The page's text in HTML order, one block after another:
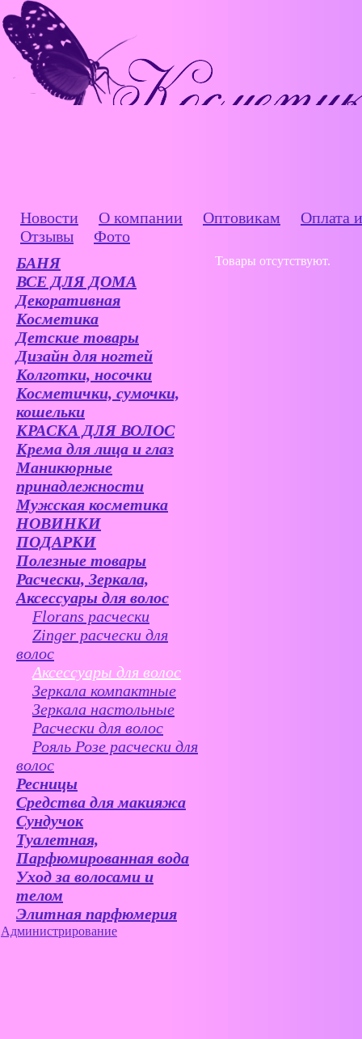
Новости О компании Оптовикам
Оплата
Отзывы
Фото
БАНЯ
ВСЕ ДЛЯ ДОМА
Декоративная
Косметика
Детские товары
Дизайн для ногтей
Колготки, носочки
Косметички, сумочки,
кошельки
КРАСКА ДЛЯ ВОЛОС
Крема для лица и глаз
Маникюрные
принадлежности
Мужская косметика
НОВИНКИ
ПОДАРКИ
Полезные товары
Расчески, Зеркала,
Аксессуары для волос
Florans расчески
Zinger расчески для
волос
Аксессуары для волос
Зеркала компактные
Зеркала настольные
Расчески для волос
Рояль Розе расчески для
волос
Ресницы
Средства для макияжа
Сундучок
Туалетная,
Парфюмированная вода
Уход за волосами и
телом
Элитная парфюмерия
Товары отсутствуют.
Администрирование